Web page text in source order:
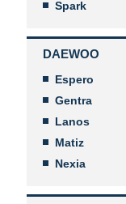
Spark
DAEWOO
Espero
Gentra
Lanos
Matiz
Nexia